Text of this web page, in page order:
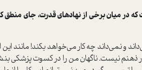
در میان برخی از نهادهای قدرت، جای
و نمی‌داند چه کار می‌خواهد بکند! مانند
ذهنم نیست. ناگهان من را در کسوت پزشکی